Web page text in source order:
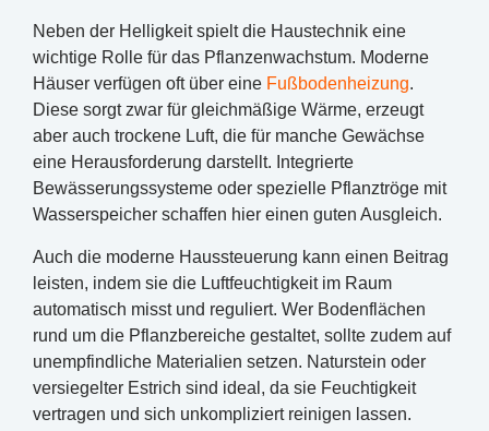
Neben der Helligkeit spielt die Haustechnik eine
wichtige Rolle für das Pflanzenwachstum. Moderne
Häuser verfügen oft über eine Fußbodenheizung.
Diese sorgt zwar für gleichmäßige Wärme, erzeugt
aber auch trockene Luft, die für manche Gewächse
eine Herausforderung darstellt. Integrierte
Bewässerungssysteme oder spezielle Pflanztröge mit
Wasserspeicher schaffen hier einen guten Ausgleich.
Auch die moderne Haussteuerung kann einen Beitrag
leisten, indem sie die Luftfeuchtigkeit im Raum
automatisch misst und reguliert. Wer Bodenflächen
rund um die Pflanzbereiche gestaltet, sollte zudem auf
unempfindliche Materialien setzen. Naturstein oder
versiegelter Estrich sind ideal, da sie Feuchtigkeit
vertragen und sich unkompliziert reinigen lassen.